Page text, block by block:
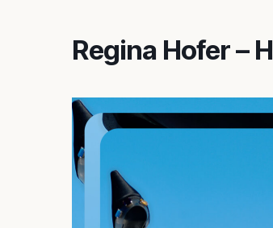
Regina Hofer –